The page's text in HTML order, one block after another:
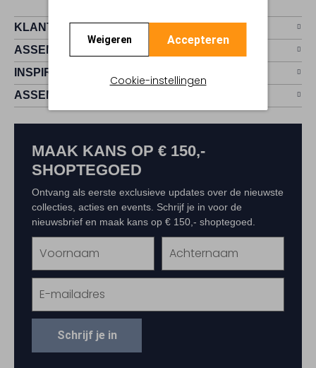
Weigeren Accepteren
Cookie-instellingen
KLANTENSERVICE
ASSEMVIP
INSPIRATIE
ASSEM
MAAK KANS OP € 150,-
SHOPTEGOED
Ontvang als eerste exclusieve updates over de nieuwste
collecties, acties en events. Schrijf je in voor de
nieuwsbrief en maak kans op € 150,- shoptegoed.
Schrijf je in